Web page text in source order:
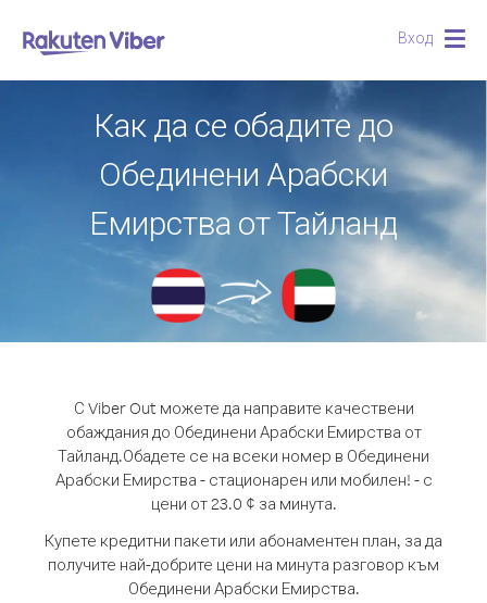
Вход
Как да се обадите до
Обединени Арабски
Емирства от Тайланд
С Viber Out можете да направите качествени
обаждания до Обединени Арабски Емирства от
Тайланд.Обадете се на всеки номер в Обединени
Арабски Емирства - стационарен или мобилен! - с
цени от 23.0 ¢ за минута.
Купете кредитни пакети или абонаментен план, за да
получите най-добрите цени на минута разговор към
Обединени Арабски Емирства.